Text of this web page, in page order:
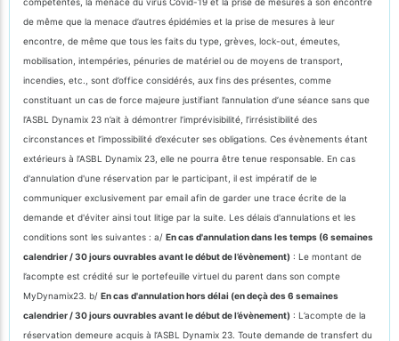
de même que la menace d’autres épidémies et la prise de mesures à leur
encontre, de même que tous les faits du type, grèves, lock-out, émeutes,
mobilisation, intempéries, pénuries de matériel ou de moyens de transport,
incendies, etc., sont d’office considérés, aux fins des présentes, comme
constituant un cas de force majeure justifiant l’annulation d’une séance sans que
l’ASBL Dynamix 23 n’ait à démontrer l’imprévisibilité, l’irrésistibilité des
circonstances et l’impossibilité d’exécuter ses obligations. Ces évènements étant
extérieurs à l’ASBL Dynamix 23, elle ne pourra être tenue responsable. En cas
d'annulation d'une réservation par le participant, il est impératif de le
communiquer exclusivement par email afin de garder une trace écrite de la
demande et d'éviter ainsi tout litige par la suite. Les délais d'annulations et les
conditions sont les suivantes : a/ En cas d'annulation dans les temps (6 semaines
calendrier / 30 jours ouvrables avant le début de l’évènement) : Le montant de
l’acompte est crédité sur le portefeuille virtuel du parent dans son compte
MyDynamix23. b/ En cas d'annulation hors délai (en deçà des 6 semaines
calendrier / 30 jours ouvrables avant le début de l’évènement) : L’acompte de la
réservation demeure acquis à l’ASBL Dynamix 23. Toute demande de transfert du